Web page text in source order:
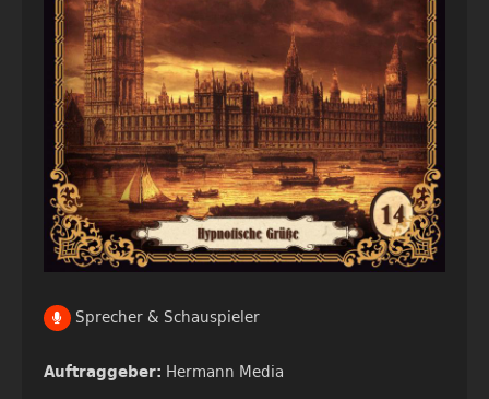
Sprecher & Schauspieler
Auftraggeber: Hermann Media